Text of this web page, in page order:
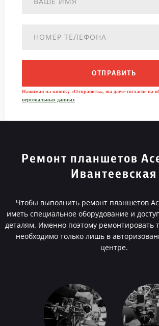
ОТПРАВИТЬ
Нажимая на кнопку «Отправить», вы даете согласие на
персональных данных
Ремонт планшетов
Ивантеевская
Чтобы выполнить ремонт планшетов
иметь специальное оборудование и
деталям. Именно поэтому ремонтировать
необходимо только лишь в
центре.